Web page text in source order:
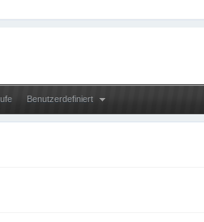
Benutzerdefiniert